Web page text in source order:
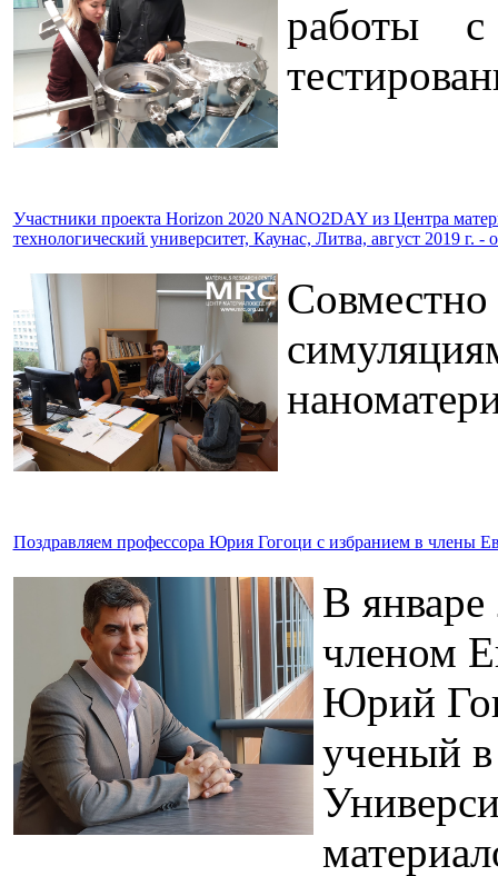
работы с
Участники проекта Horizon 2020 NANO2DAY из Центра
технологический университет, Каунас, Литва, август 2019 г. -
Поздравляем профессора Юрия Гогоци с избранием в члены
В
членом
Юрий
ученый